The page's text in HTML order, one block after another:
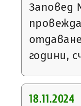
Заповед
години,
18.11.2024